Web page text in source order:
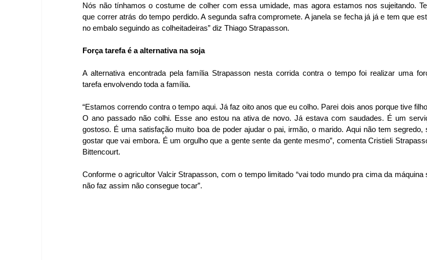
Nós não tínhamos o costume de colher com essa umidade, mas agora estamos nos sujeitando.
que correr atrás do tempo perdido. A segunda safra compromete. A janela se fecha já já e tem que
no embalo seguindo as colheitadeiras” diz Thiago Strapasson.
Força tarefa é a alternativa na soja
A alternativa encontrada pela família Strapasson nesta corrida contra o tempo foi realizar uma
tarefa envolvendo toda a família.
“Estamos correndo contra o tempo aqui. Já faz oito anos que eu colho. Parei dois anos porque tive
O ano passado não colhi. Esse ano estou na ativa de novo. Já estava com saudades. É um
gostoso. É uma satisfação muito boa de poder ajudar o pai, irmão, o marido. Aqui não tem segredo,
gostar que vai embora. É um orgulho que a gente sente da gente mesmo”, comenta Cristieli
Bittencourt.
Conforme o agricultor Valcir Strapasson, com o tempo limitado “vai todo mundo pra cima da máquina
não faz assim não consegue tocar”.